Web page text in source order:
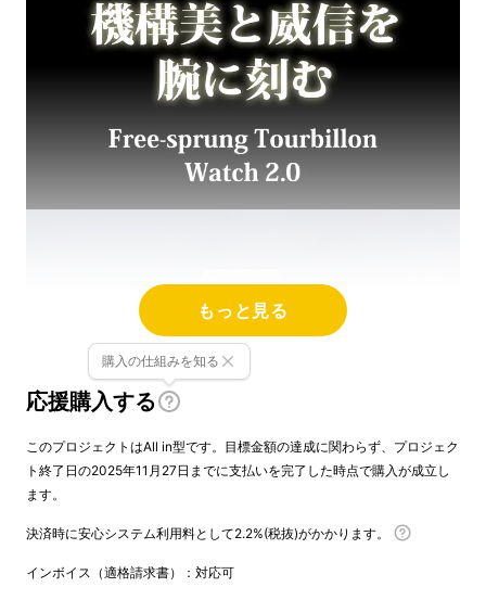
もっと見る
応援購入する
購入の仕組みを知る
このプロジェクトはAll in型です。目標金額の達成に関わらず、プロジェク
ト終了日の2025年11月27日までに支払いを完了した時点で購入が成立し
ます。
決済時に安心システム利用料として2.2%(税抜)がかかります。
インボイス（適格請求書）：対応可